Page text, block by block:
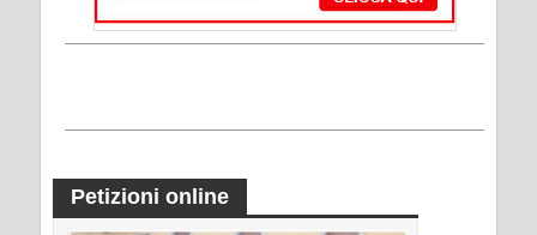
Petizioni online